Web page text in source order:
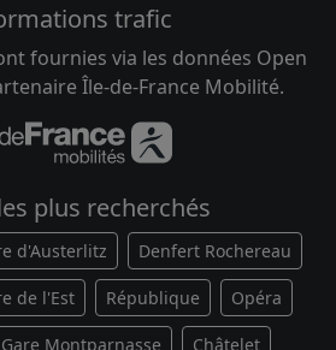
trafic
fournies via les données Open
Île-de-France Mobilité.
plus recherchés
d'Austerlitz Denfert Rochereau
de l'Est République Opéra
Gare Montparnasse Châtelet